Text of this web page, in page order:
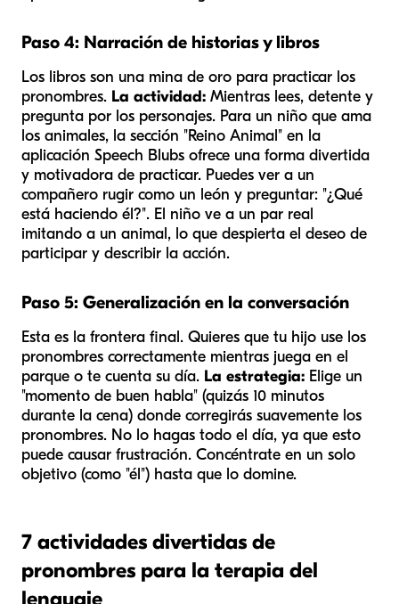
Paso 4: Narración de historias y libros
Los libros son una mina de oro para practicar los
pronombres. La actividad: Mientras lees, detente y
pregunta por los personajes. Para un niño que ama
los animales, la sección "Reino Animal" en la
aplicación Speech Blubs ofrece una forma divertida
y motivadora de practicar. Puedes ver a un
compañero rugir como un león y preguntar: "¿Qué
está haciendo él?". El niño ve a un par real
imitando a un animal, lo que despierta el deseo de
participar y describir la acción.
Paso 5: Generalización en la conversación
Esta es la frontera final. Quieres que tu hijo use los
pronombres correctamente mientras juega en el
parque o te cuenta su día. La estrategia: Elige un
"momento de buen habla" (quizás 10 minutos
durante la cena) donde corregirás suavemente los
pronombres. No lo hagas todo el día, ya que esto
puede causar frustración. Concéntrate en un solo
objetivo (como "él") hasta que lo domine.
7 actividades divertidas de
pronombres para la terapia del
lenguaje